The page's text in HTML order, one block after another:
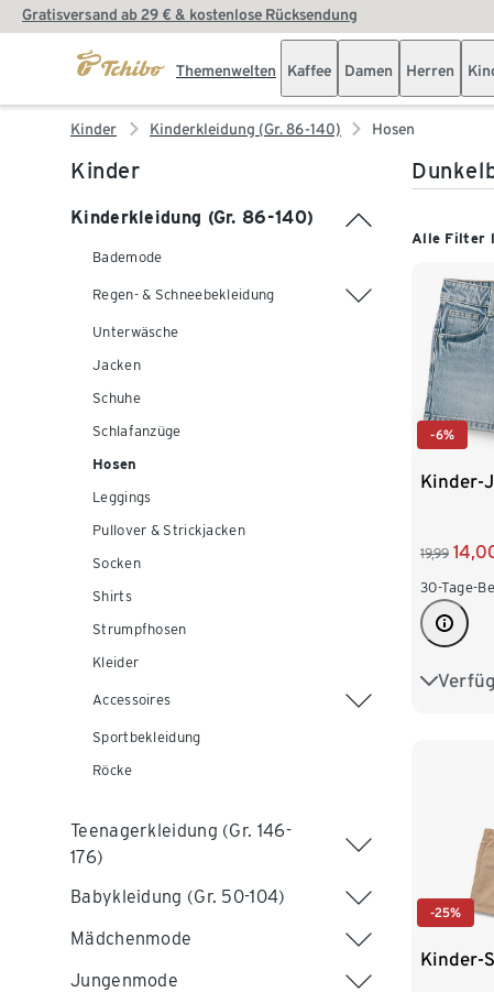
Gratisversand ab 29 € & kostenlose Rücksendung
Themenwelten Kaffee Damen Herren
Kinder Kinderkleidung (Gr. 86-140) Hosen
Kinder
Kinderkleidung (Gr. 86-140)
Bademode
Regen- & Schneebekleidung
Unterwäsche
Jacken
Schuhe
Schlafanzüge
Hosen
Leggings
Pullover & Strickjacken
Socken
Shirts
Strumpfhosen
Kleider
Accessoires
Sportbekleidung
Röcke
Teenagerkleidung (Gr. 146-
176)
Babykleidung (Gr. 50-104)
Mädchenmode
Jungenmode
Alle Filter
-6%
Kinder-
19,99
30-Tage-
134
-25%
Kinder-